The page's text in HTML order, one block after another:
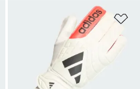
Favori Listesine Ekle